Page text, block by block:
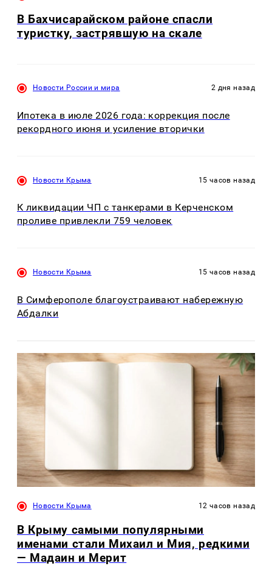
В Бахчисарайском районе спасли
туристку, застрявшую на скале
Новости России и мира 2 дня назад
Ипотека в июле 2026 года: коррекция после
рекордного июня и усиление вторички
Новости Крыма 15 часов назад
К ликвидации ЧП с танкерами в Керченском
проливе привлекли 759 человек
Новости Крыма 15 часов назад
В Симферополе благоустраивают набережную
Абдалки
Новости Крыма 12 часов назад
В Крыму самыми популярными
именами стали Михаил и Мия, редкими
— Мадаин и Мерит